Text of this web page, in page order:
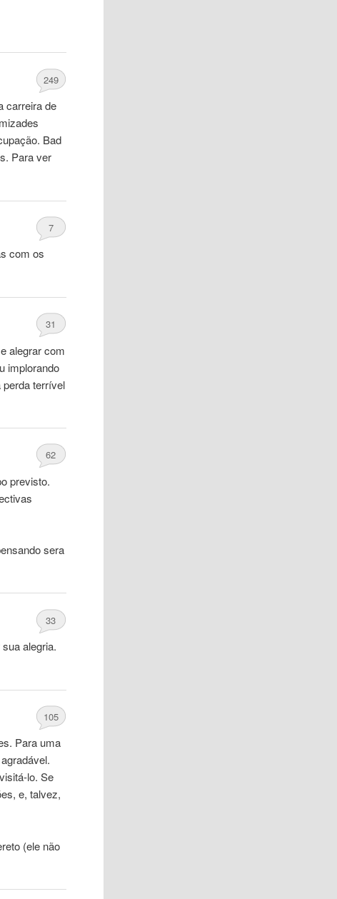
249
carreira de
Bad
Para ver
7
com os
31
alegrar com
implorando
perda terrível
62
previsto.
sera
33
alegria.
105
Para uma
lo. Se
e, talvez,
(ele não